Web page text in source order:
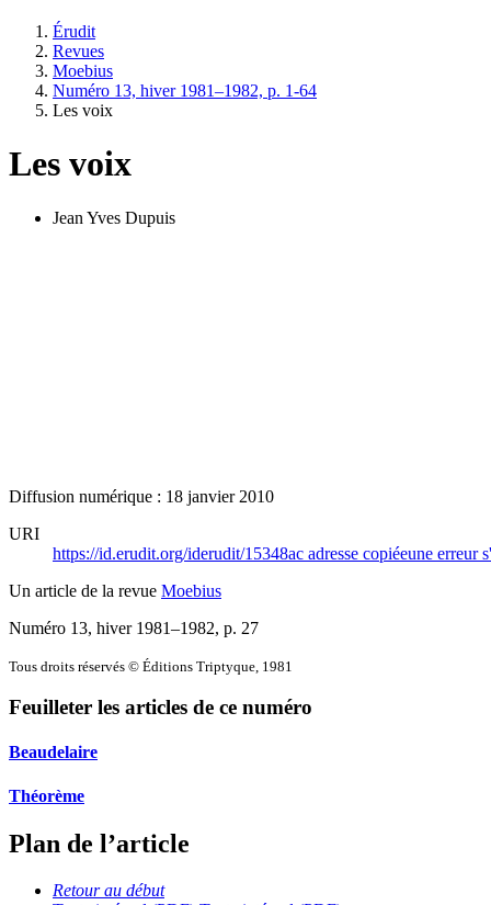
Érudit
Revues
Moebius
Numéro 13, hiver 1981–1982, p. 1-64
Les voix
Les voix
Jean Yves Dupuis
Diffusion numérique : 18 janvier 2010
URI
https://id.erudit.org/iderudit/15348ac adresse copiéeune erreur
Un article de la revue Moebius
Numéro 13, hiver 1981–1982, p. 27
Tous droits réservés © Éditions Triptyque, 1981
Feuilleter les articles de ce numéro
Beaudelaire
Théorème
Plan de l’article
Retour au début